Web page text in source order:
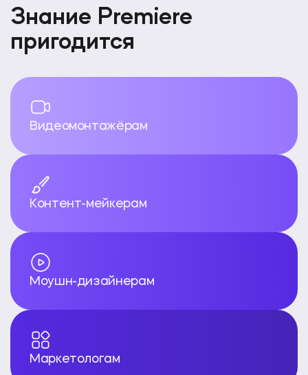
Знание Premiere
пригодится
Видеомонтажёрам
Контент-мейкерам
Моушн-дизайнерам
Маркетологам